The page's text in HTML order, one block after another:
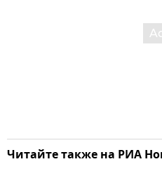
Читайте также на РИА